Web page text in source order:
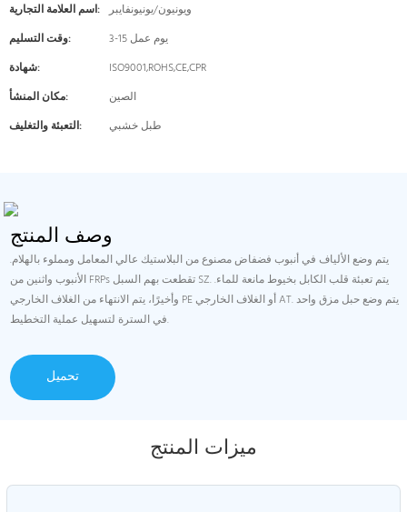
اسم العلامة التجارية: ويونيون/يونيونفايبر
وقت التسليم:
3-15 يوم عمل
شهادة:
ISO9001,ROHS,CE,CPR
مكان المنشأ:
الصين
التعبئة والتغليف:
طبل خشبي
وصف المنتج
يتم وضع الألياف في أنبوب فضفاض مصنوع من البلاستيك عالي المعامل ومملوء بالهلام.
الأنبوب واثنين من FRPs تقطعت بهم السبل SZ. يتم تعبئة قلب الكابل بخيوط مانعة للماء.
وأخيرًا، يتم الانتهاء من الغلاف الخارجي PE أو الغلاف الخارجي AT. يتم وضع حبل مزق واحد
في السترة لتسهيل عملية التخطيط.
تحميل
ميزات المنتج